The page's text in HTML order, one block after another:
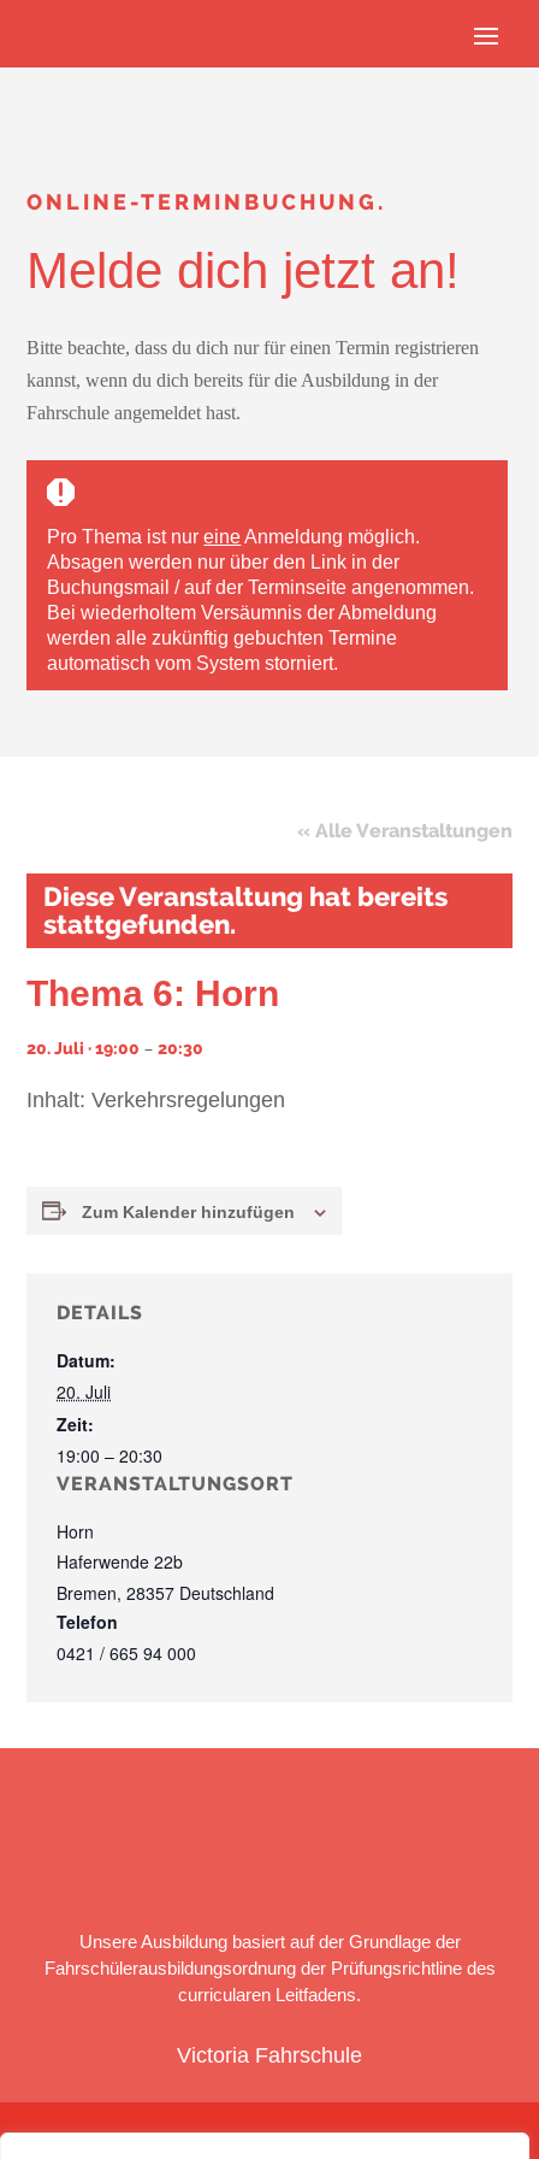
ONLINE-TERMINBUCHUNG.
Melde dich jetzt an!
Bitte beachte, dass du dich nur für einen Termin registrieren
kannst, wenn du dich bereits für die Ausbildung in der
Fahrschule angemeldet hast.
Pro Thema ist nureineAnmeldung möglich.
Absagen werden nur über den Link in der
Buchungsmail / auf der Terminseite angenommen.
Bei wiederholtem Versäumnis der Abmeldung
werden alle zukünftig gebuchten Termine
automatisch vom System storniert.
« Alle Veranstaltungen
Diese Veranstaltung hat bereits
stattgefunden.
Thema 6: Horn
20. Juli · 19:00 –20:30
Inhalt: Verkehrsregelungen
Zum Kalender hinzufügen
DETAILS
Datum:
20. Juli
Zeit:
19:00 – 20:30
VERANSTALTUNGSORT
Horn
Haferwende 22b
Bremen, 28357 Deutschland
Telefon
0421 / 665 94 000
Unsere Ausbildung basiert auf der Grundlage der
Fahrschülerausbildungsordnung der Prüfungsrichtline des
curricularen Leitfadens.
Victoria Fahrschule